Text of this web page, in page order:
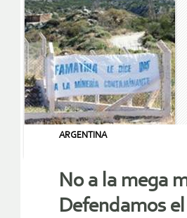
ARGENTINA
No a la mega
Defendamos